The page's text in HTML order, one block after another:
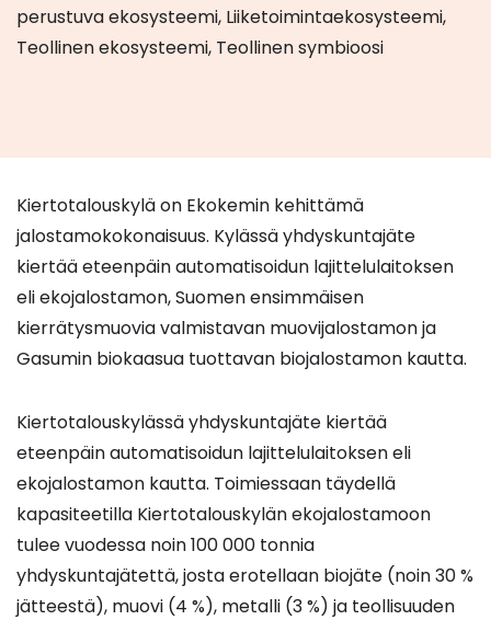
perustuva ekosysteemi, Liiketoimintaekosysteemi,
Teollinen ekosysteemi, Teollinen symbioosi
Kiertotalouskylä on Ekokemin kehittämä
jalostamokokonaisuus. Kylässä yhdyskuntajäte
kiertää eteenpäin automatisoidun lajittelulaitoksen
eli ekojalostamon, Suomen ensimmäisen
kierrätysmuovia valmistavan muovijalostamon ja
Gasumin biokaasua tuottavan biojalostamon kautta.
Kiertotalouskylässä yhdyskuntajäte kiertää
eteenpäin automatisoidun lajittelulaitoksen eli
ekojalostamon kautta. Toimiessaan täydellä
kapasiteetilla Kiertotalouskylän ekojalostamoon
tulee vuodessa noin 100 000 tonnia
yhdyskuntajätettä, josta erotellaan biojäte (noin 30 %
jätteestä), muovi (4 %), metalli (3 %) ja teollisuuden